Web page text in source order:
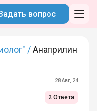
вопрос
/Анаприлин
28 Авг, 24
2 Ответа